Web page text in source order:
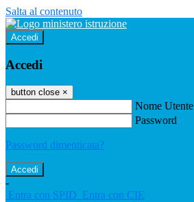
Salta al contenuto
Accedi
Accedi
button close ×
Nome Utente
Password
Password dimenticata?
-
Entra con SPID Entra con CIE